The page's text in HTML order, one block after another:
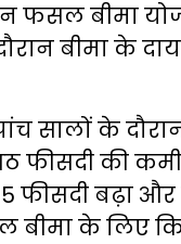
फसल बीमा
बीमा के
सालों के
फीसदी की
फीसदी बढ़ा
बीमा के लिए